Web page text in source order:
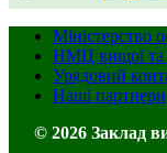
Міністерство
НМЦ вищої та
Урядовий
Наші партнери
© 2026 Заклад